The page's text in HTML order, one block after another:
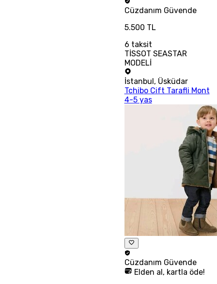
Cüzdanım Güvende
5.500 TL
6 taksit
TİSSOT SEASTAR
MODELİ
İstanbul, Üsküdar
Tchibo Cift Tarafli Mont
4-5 yas
Cüzdanım Güvende
Elden al, kartla öde!